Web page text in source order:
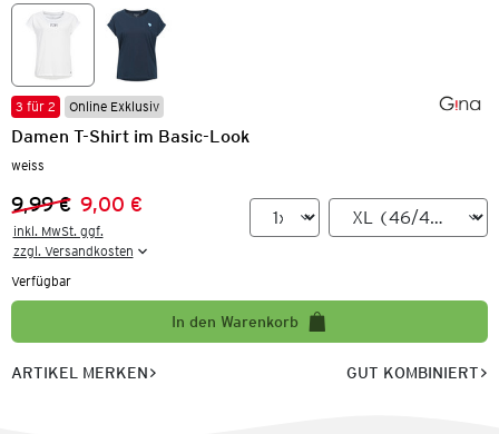
3 für 2 Online Exklusiv
Damen T-Shirt im Basic-Look
weiss
Vorheriger Preis:
9,99 €
Neuer Preis:
9,00 €
inkl. MwSt. ggf.
zzgl. Versandkosten
Verfügbar
In den Warenkorb
ARTIKEL MERKEN GUT KOMBINIERT